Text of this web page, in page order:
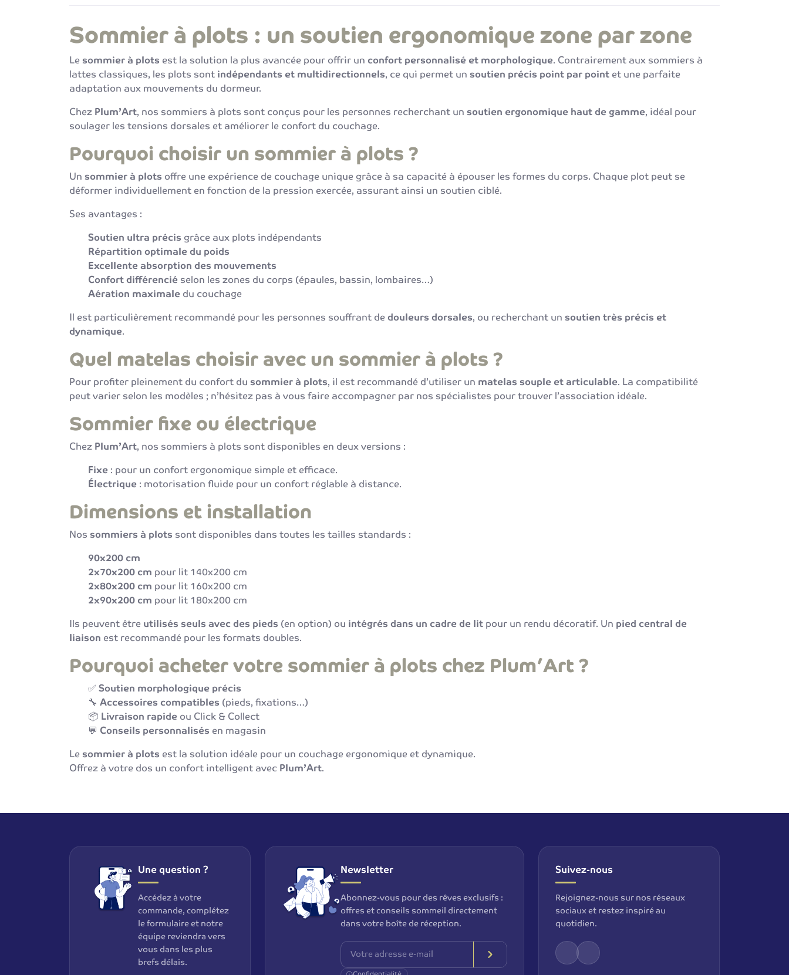
Sommier à plots : un soutien ergonomique zone par zone
Le sommier à plots est la solution la plus avancée pour offrir un confort personnalisé et morphologique. Contrairement aux sommiers à
lattes classiques, les plots sont indépendants et multidirectionnels, ce qui permet un soutien précis point par point et une parfaite
adaptation aux mouvements du dormeur.
Chez Plum’Art, nos sommiers à plots sont conçus pour les personnes recherchant un soutien ergonomique haut de gamme, idéal pour
soulager les tensions dorsales et améliorer le confort du couchage.
Pourquoi choisir un sommier à plots ?
Un sommier à plots offre une expérience de couchage unique grâce à sa capacité à épouser les formes du corps. Chaque plot peut se
déformer individuellement en fonction de la pression exercée, assurant ainsi un soutien ciblé.
Ses avantages :
Soutien ultra précis grâce aux plots indépendants
Répartition optimale du poids
Excellente absorption des mouvements
Confort différencié selon les zones du corps (épaules, bassin, lombaires…)
Aération maximale du couchage
Il est particulièrement recommandé pour les personnes souffrant de douleurs dorsales, ou recherchant un soutien très précis et
dynamique.
Quel matelas choisir avec un sommier à plots ?
Pour profiter pleinement du confort du sommier à plots, il est recommandé d’utiliser un matelas souple et articulable. La compatibilité
peut varier selon les modèles ; n’hésitez pas à vous faire accompagner par nos spécialistes pour trouver l’association idéale.
Sommier fixe ou électrique
Chez Plum’Art, nos sommiers à plots sont disponibles en deux versions :
Fixe : pour un confort ergonomique simple et efficace.
Électrique : motorisation fluide pour un confort réglable à distance.
Dimensions et installation
Nos sommiers à plots sont disponibles dans toutes les tailles standards :
90x200 cm
2x70x200 cm pour lit 140x200 cm
2x80x200 cm pour lit 160x200 cm
2x90x200 cm pour lit 180x200 cm
Ils peuvent être utilisés seuls avec des pieds (en option) ou intégrés dans un cadre de lit pour un rendu décoratif. Un pied central de
liaison est recommandé pour les formats doubles.
Pourquoi acheter votre sommier à plots chez Plum’Art ?
✅ Soutien morphologique précis
🔧 Accessoires compatibles (pieds, fixations…)
📦 Livraison rapide ou Click & Collect
💬 Conseils personnalisés en magasin
Le sommier à plots est la solution idéale pour un couchage ergonomique et dynamique.
Offrez à votre dos un confort intelligent avec Plum’Art.
Une question ?
Accédez à votre
commande, complétez
le formulaire et notre
équipe reviendra vers
vous dans les plus
brefs délais.
Newsletter
Abonnez-vous pour des rêves exclusifs :
offres et conseils sommeil directement
dans votre boîte de réception.
Suivez-nous
Rejoignez-nous sur nos réseaux
sociaux et restez inspiré au
quotidien.